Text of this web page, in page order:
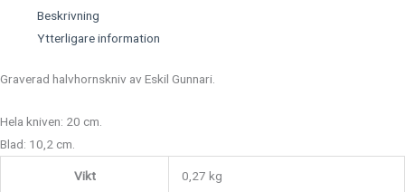
Beskrivning
Ytterligare information
Graverad halvhornskniv av Eskil Gunnari.
Hela kniven: 20 cm.
Blad: 10,2 cm.
Vikt 0,27 kg